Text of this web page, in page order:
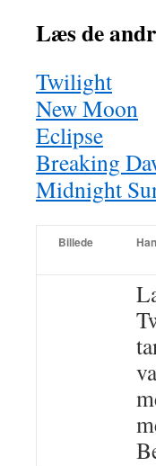
Læs de
Twilight
New Moon
Eclipse
Breaking
Midnight
Billede